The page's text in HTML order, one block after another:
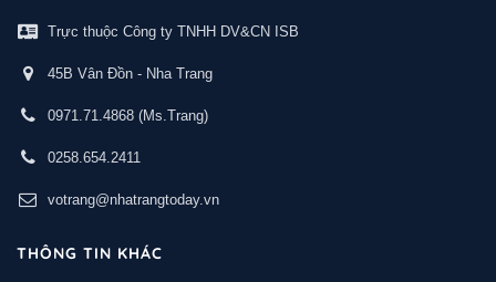
Trực thuộc Công ty TNHH DV&CN ISB
45B Vân Đồn - Nha Trang
0971.71.4868 (Ms.Trang)
0258.654.2411
votrang@nhatrangtoday.vn
THÔNG TIN KHÁC